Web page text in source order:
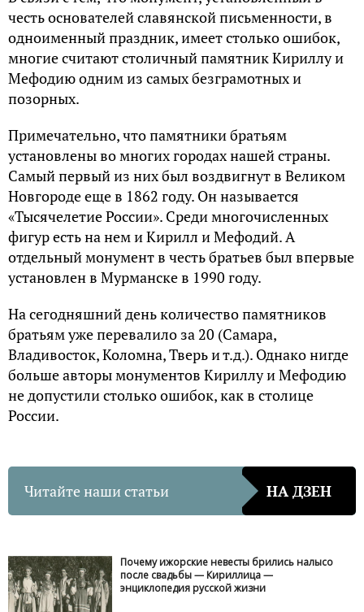
честь основателей славянской письменности, в
одноименный праздник, имеет столько ошибок,
многие считают столичный памятник Кириллу и
Мефодию одним из самых безграмотных и
позорных.
Примечательно, что памятники братьям
установлены во многих городах нашей страны.
Самый первый из них был воздвигнут в Великом
Новгороде еще в 1862 году. Он называется
«Тысячелетие России». Среди многочисленных
фигур есть на нем и Кирилл и Мефодий. А
отдельный монумент в честь братьев был впервые
установлен в Мурманске в 1990 году.
На сегодняшний день количество памятников
братьям уже перевалило за 20 (Самара,
Владивосток, Коломна, Тверь и т.д.). Однако нигде
больше авторы монументов Кириллу и Мефодию
не допустили столько ошибок, как в столице
России.
Читайте наши статьи НА ДЗЕН
Почему ижорские невесты брились налысо
после свадьбы — Кириллица —
энциклопедия русской жизни